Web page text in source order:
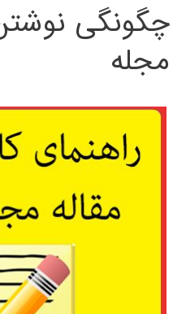
چگونگی
مجله